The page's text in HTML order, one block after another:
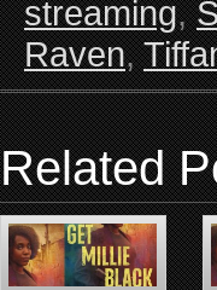
streaming,
Raven,
Related